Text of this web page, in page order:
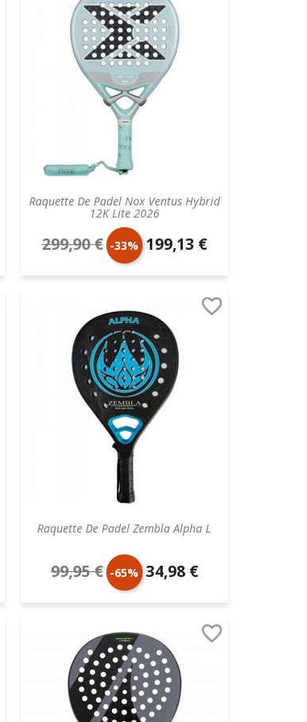
Raquette De Padel Nox Ventus Hybrid
12K Lite 2026
Prix
de
299,90 € -33% Prix
unitaire
199,13 €
Raquette De Padel Zembla Alpha L

Prix
de
99,95 € -65% Prix
unitaire
34,98 €
